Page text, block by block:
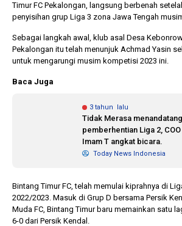
Timur FC Pekalongan, langsung berbenah
penyisihan grup Liga 3 zona Jawa Tengah
Sebagai langkah awal, klub asal Desa
Pekalongan itu telah menunjuk Achmad Yasin
untuk mengarungi musim kompetisi 2023 ini.
Baca Juga
3 tahun lalu
Tidak Merasa
pemberhentian Liga 2,
Imam T angkat bicara.
Today News Indonesia
Bintang Timur FC, telah memulai kiprahnya di
2022/2023. Masuk di Grup D bersama Persik
Muda FC, Bintang Timur baru memainkan satu
6-0 dari Persik Kendal.
1 tahun lalu
Banyak Gugatan di
Pilkada 2024, Legislator
Ragukan SDM Bawaslu